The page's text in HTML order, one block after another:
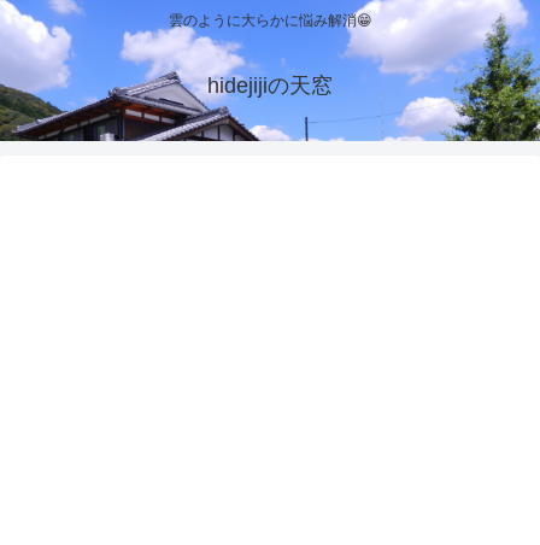
雲のように大らかに悩み解消😁
hidejijiの天窓